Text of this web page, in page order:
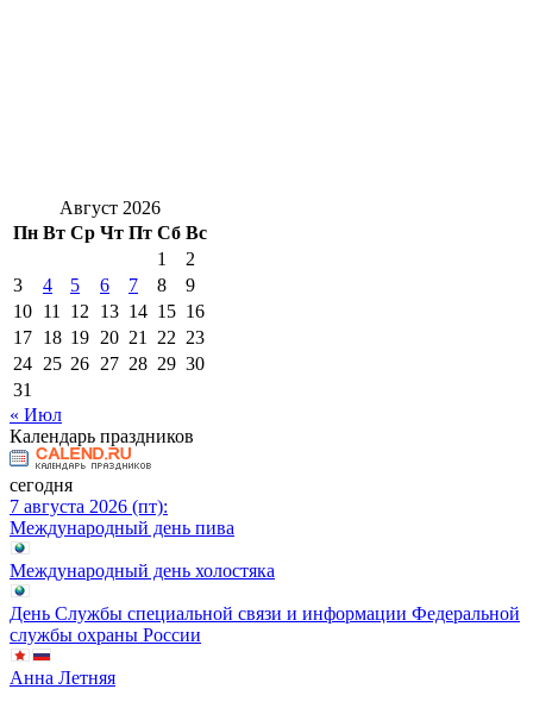
Август 2026
Пн Вт Ср Чт Пт Сб Вс
1
2
3
4 5 6 7 8
9
10 11 12 13 14 15 16
17 18 19 20 21 22 23
24 25 26 27 28 29 30
31
« Июл
Календарь праздников
сегодня
7 августа 2026 (пт):
Международный день пива
Международный день холостяка
День Службы специальной связи и информации Федеральной
службы охраны России
Анна Летняя